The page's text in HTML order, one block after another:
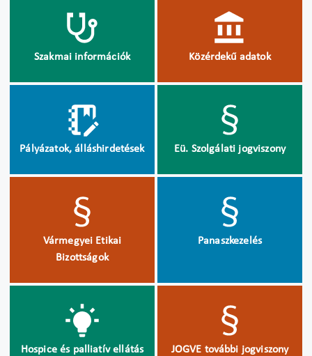
Szakmai információk Közérdekű adatok
Pályázatok, álláshirdetések Eü. Szolgálati jogviszony
Vármegyei Etikai
Bizottságok
Panaszkezelés
Hospice és palliatív ellátás
JOGVE további jogviszony